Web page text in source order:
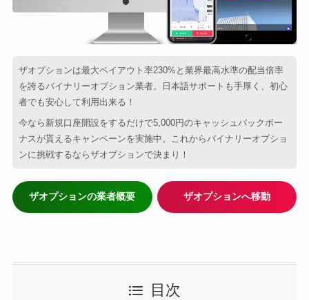
ザオプションは最大ペイアウト率230%と業界最高水準の配当倍率
を誇るバイナリーオプション業者。日本語サポートも手厚く、初心
者でも安心して利用出来る！
今なら新規口座開設をするだけで5,000円のキャッシュバックボー
ナスが貰えるキャンペーンを実施中。これからバイナリーオプショ
ンに挑戦するならザオプションで決まり！
ザオプションの業者概要 ザオプションへ移動
目次